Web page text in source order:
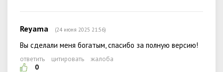
Reyama (24 июня 2025 21:56)
Вы сделали меня богатым, спасибо за полную версию!
ответить цитировать
жалоба
0